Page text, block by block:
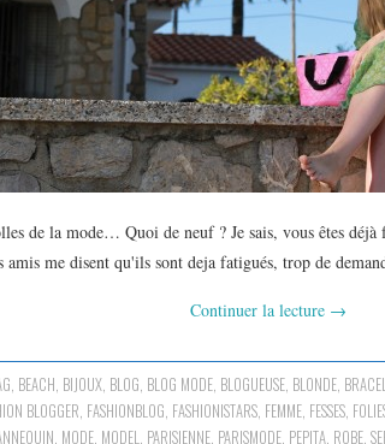
de la mode… Quoi de neuf ? Je sais, vous êtes déjà
amis me disent qu'ils sont deja fatigués, trop de
Continuer la lecture →
BEACH BIJOUX BLOG BLOG MODE BLOGUEUSE BLONDE
BLOGGER FASHIONBLOG FASHIONISTARS FEMME FESSES
MODE MODEL PARISIENNE PARISMODE PEPITA ROBE